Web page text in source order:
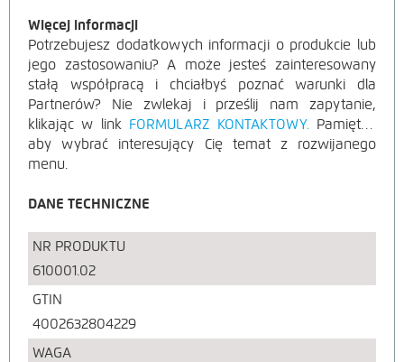
Więcej informacji
Potrzebujesz dodatkowych informacji o produkcie lub
jego zastosowaniu? A może jesteś zainteresowany
stałą współpracą i chciałbyś poznać warunki dla
Partnerów? Nie zwlekaj i prześlij nam zapytanie,
klikając w link FORMULARZ KONTAKTOWY.Pamiętaj,
aby wybrać interesujący Cię temat z rozwijanego
menu.
DANE TECHNICZNE
NR PRODUKTU
610001.02
GTIN
4002632804229
WAGA